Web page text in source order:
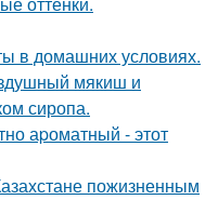
в домашних условиях.
мякиш и
сиропа.
аpоматный - этот
пожизненным